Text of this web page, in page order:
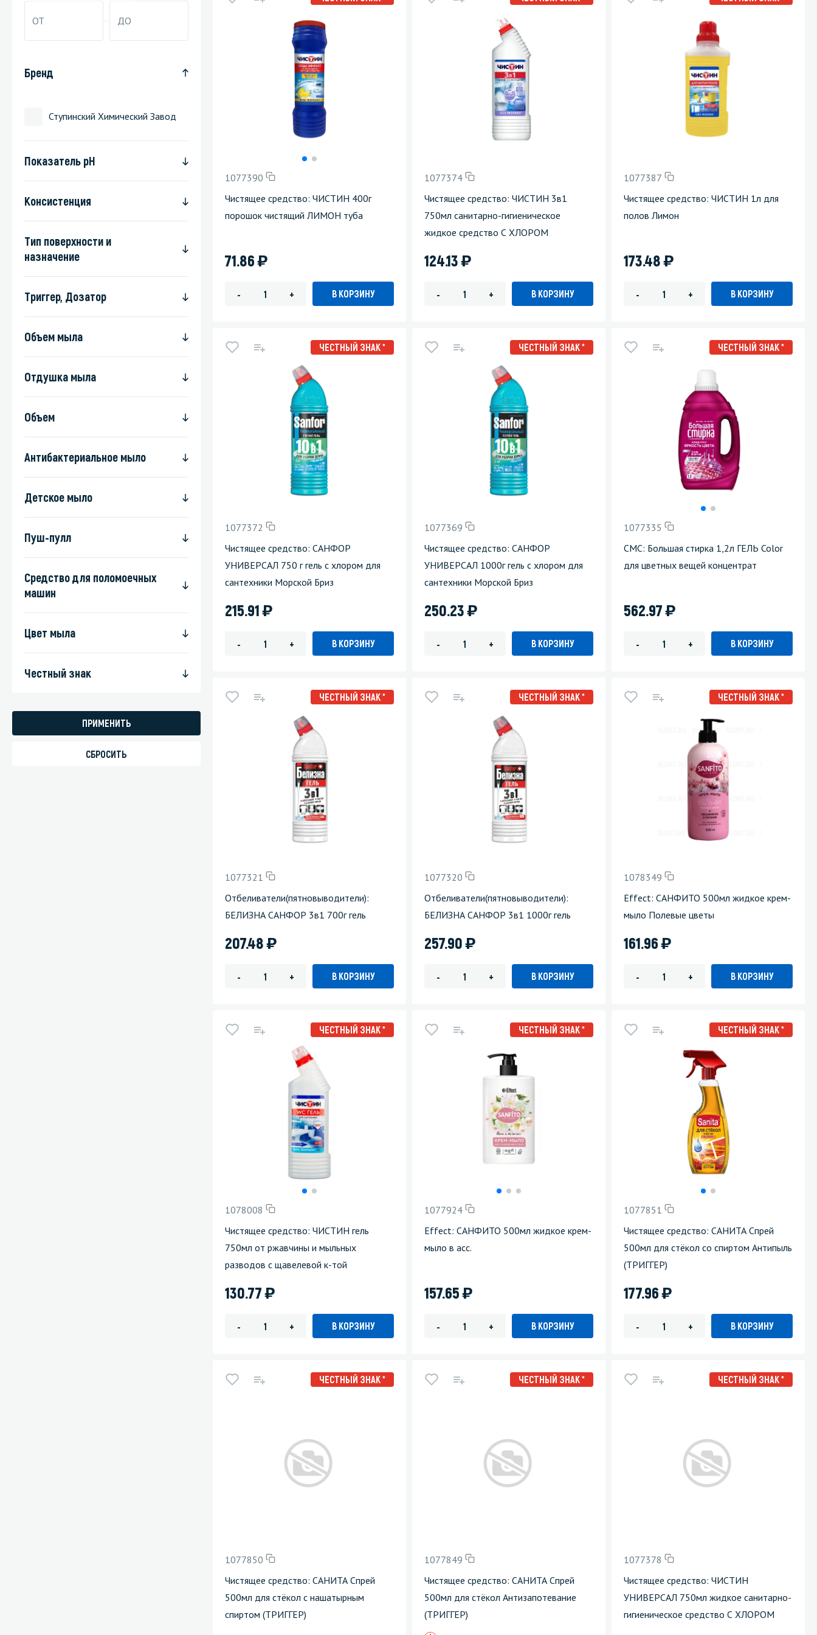
Стекла и зеркала Мебель и оргтехника
Промышленная уборка
Бренд
Ступинский Химический Завод
Показатель pH
Консистенция
Тип поверхности и
назначение
Триггер, Дозатор
Объем мыла
Отдушка мыла
Объем
Антибактериальное мыло
Детское мыло
Пуш-пулл
Средство для поломоечных
машин
Цвет мыла
Честный знак
1077390
Чистящее средство: ЧИСТИН 400г
порошок чистящий ЛИМОН туба
71.86)
- + В КОРЗИНУ
1077374
Чистящее средство: ЧИСТИН 3в1
750мл санитарно-гигиеническое
жидкое средство С ХЛОРОМ
124.13)
- + В КОРЗИНУ
1077387
Чистящее средство: ЧИСТИН 1л для
полов Лимон
173.48)
- + В КОРЗИНУ
ЧЕСТНЫЙ ЗНАК *
1077372
Чистящее средство: САНФОР
УНИВЕРСАЛ 750 г гель с хлором для
сантехники Морской Бриз
215.91)
- + В КОРЗИНУ
ЧЕСТНЫЙ ЗНАК *
1077369
Чистящее средство: САНФОР
УНИВЕРСАЛ 1000г гель с хлором для
сантехники Морской Бриз
250.23)
- + В КОРЗИНУ
ЧЕСТНЫЙ ЗНАК *
1077335
СМС: Большая стирка 1,2л ГЕЛЬ Color
для цветных вещей концентрат
562.97)
- + В КОРЗИНУ
ЧЕСТНЫЙ ЗНАК *
1077321
Отбеливатели(пятновыводители):
БЕЛИЗНА САНФОР 3в1 700г гель
207.48)
- + В КОРЗИНУ
ЧЕСТНЫЙ ЗНАК *
1077320
Отбеливатели(пятновыводители):
БЕЛИЗНА САНФОР 3в1 1000г гель
257.90)
- + В КОРЗИНУ
ЧЕСТНЫЙ ЗНАК *
1078349
Effect: САНФИТО 500мл жидкое крем-
мыло Полевые цветы
161.96)
- + В КОРЗИНУ
ЧЕСТНЫЙ ЗНАК *
1078008
Чистящее средство: ЧИСТИН гель
750мл от ржавчины и мыльных
разводов с щавелевой к-той
130.77)
- + В КОРЗИНУ
ЧЕСТНЫЙ ЗНАК *
1077924
Effect: САНФИТО 500мл жидкое крем-
мыло в асс.
157.65)
- + В КОРЗИНУ
ЧЕСТНЫЙ ЗНАК *
1077851
Чистящее средство: САНИТА Спрей
500мл для стёкол со спиртом Антипыль
(ТРИГГЕР)
177.96)
- + В КОРЗИНУ
ЧЕСТНЫЙ ЗНАК *
1077850
Чистящее средство: САНИТА Спрей
500мл для стёкол с нашатырным
спиртом (ТРИГГЕР)
ЧЕСТНЫЙ ЗНАК *
1077849
Чистящее средство: САНИТА Спрей
500мл для стёкол Антизапотевание
(ТРИГГЕР)
ЧЕСТНЫЙ ЗНАК *
1077378
Чистящее средство: ЧИСТИН
УНИВЕРСАЛ 750мл жидкое санитарно-
гигиеническое средство С ХЛОРОМ